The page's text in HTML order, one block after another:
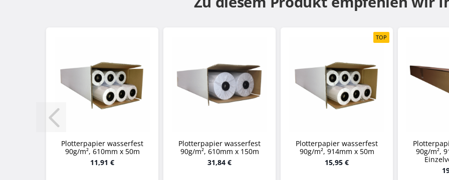
Plotterpapier wasserfest
90g/m², 610mm x 50m
11,91 €
Plotterpapier wasserfest
90g/m², 610mm x 150m
31,84 €
TOP
Plotterpapier wasserfest
90g/m², 914mm x 50m
15,95 €
90g/m²,